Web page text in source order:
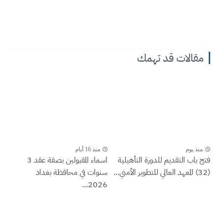
مقالات قد تهمك
منذ يوم
فتح باب التقديم للدورة التأهيلية
(32) المعهد العالي للتطوير الأمني...
منذ 16 أيام
اسماء المقبولين بصفة عقد 3
سنوات في محافظة بغداد
2026...